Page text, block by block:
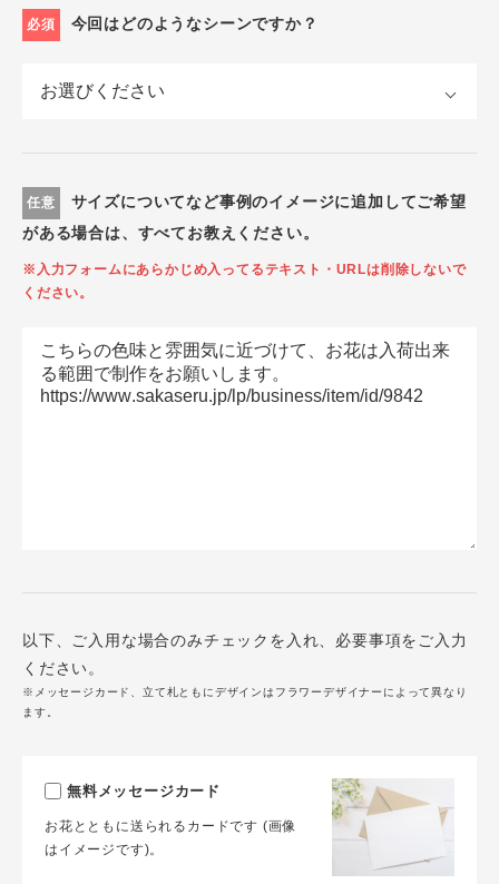
必須 今回はどのようなシーンですか？
任意
サイズについてなど事例のイメージに追加してご希望
がある場合は、すべてお教えください。
※入力フォームにあらかじめ入ってるテキスト・URLは削除しないで
ください。
以下、ご入用な場合のみチェックを入れ、必要事項をご入力
ください。
※メッセージカード、立て札ともにデザインはフラワーデザイナーによって異なり
ます。
無料メッセージカード
お花とともに送られるカードです (画像
はイメージです)。